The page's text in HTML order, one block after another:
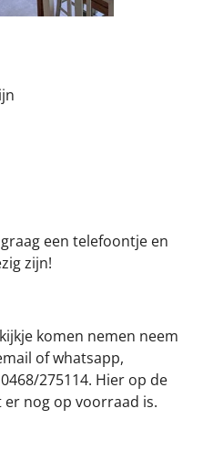
een telefoontje en
zijn!
komen nemen neem
of whatsapp,
275114. Hier op de
nog op voorraad is.